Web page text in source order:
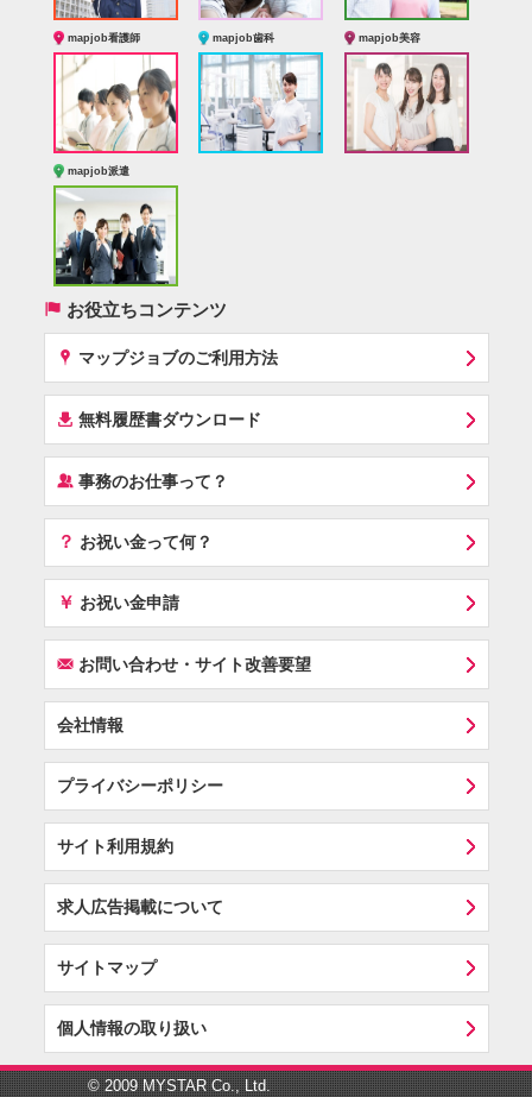
mapjob看護師 mapjob歯科 mapjob美容
mapjob派遣
( お役立ちコンテンツ
x マップジョブのご利用方法
í 無料履歴書ダウンロード
‰事務のお仕事って？
？ お祝い金って何？
￥ お祝い金申請
Fお問い合わせ・サイト改善要望
会社情報
プライバシーポリシー
サイト利用規約
求人広告掲載について
サイトマップ
個人情報の取り扱い
© 2009 MYSTAR Co., Ltd.